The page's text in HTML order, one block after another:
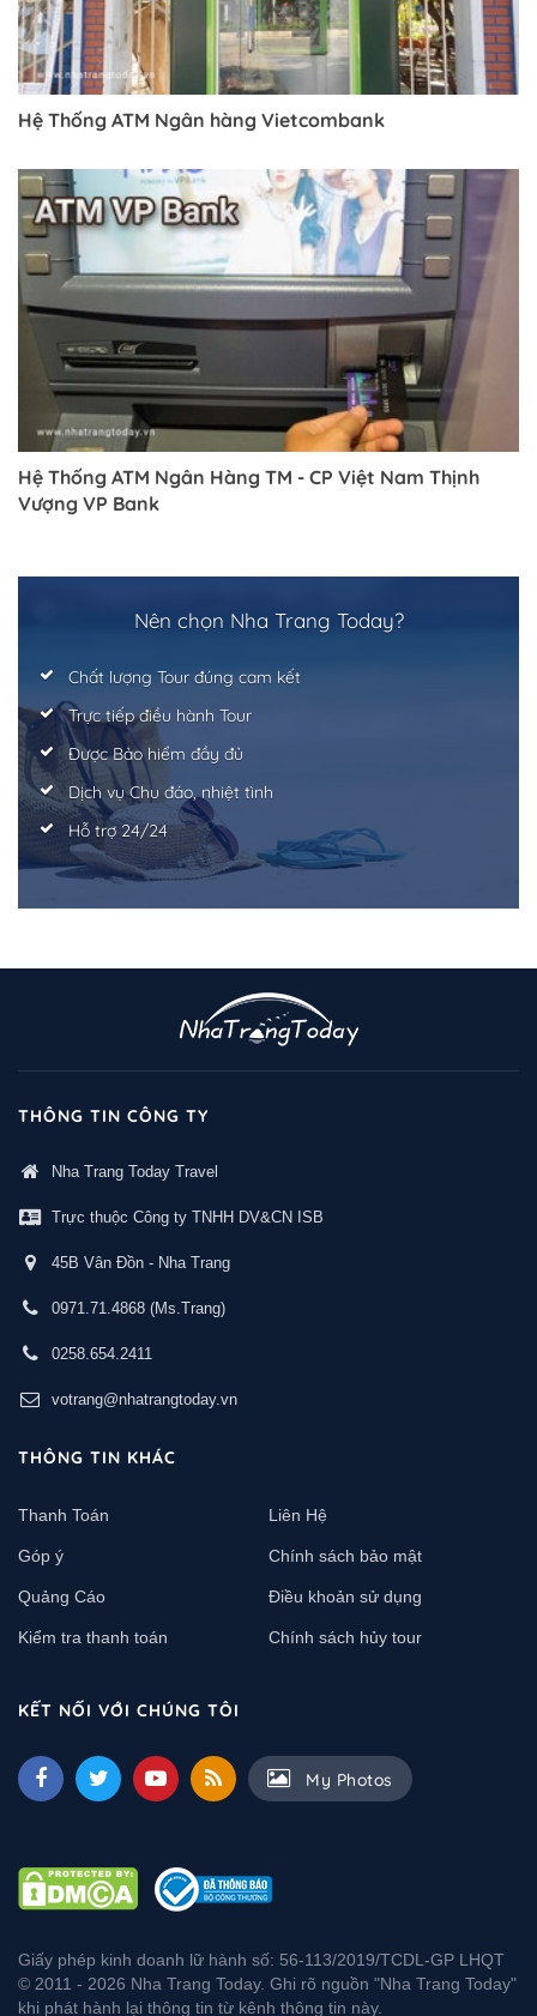
Hệ Thống ATM Ngân hàng Vietcombank
Hệ Thống ATM Ngân Hàng TM - CP Việt Nam Thịnh
Vượng VP Bank
Nên chọn Nha Trang Today?
Chất lượng Tour đúng cam kết
Trực tiếp điều hành Tour
Được Bảo hiểm đầy đủ
Dịch vụ Chu đáo, nhiệt tình
Hỗ trợ 24/24
THÔNG TIN CÔNG TY
Nha Trang Today Travel
Trực thuộc Công ty TNHH DV&CN ISB
45B Vân Đồn - Nha Trang
0971.71.4868 (Ms.Trang)
0258.654.2411
votrang@nhatrangtoday.vn
THÔNG TIN KHÁC
Thanh Toán Liên Hệ
Góp ý Chính sách bảo mật
Quảng Cáo Điều khoản sử dụng
Kiểm tra thanh toán Chính sách hủy tour
KẾT NỐI VỚI CHÚNG TÔI
My Photos
Giấy phép kinh doanh lữ hành số: 56-113/2019/TCDL-GP LHQT
© 2011 - 2026 Nha Trang Today. Ghi rõ nguồn "Nha Trang Today"
khi phát hành lại thông tin từ kênh thông tin này.